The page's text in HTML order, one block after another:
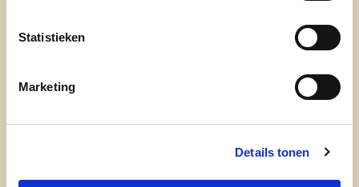
Statistieken
Marketing
Details tonen
cd&v Gooik